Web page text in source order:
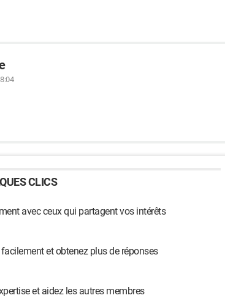
CLICS
avec ceux qui partagent vos intérêts
et obtenez plus de réponses
et aidez les autres membres